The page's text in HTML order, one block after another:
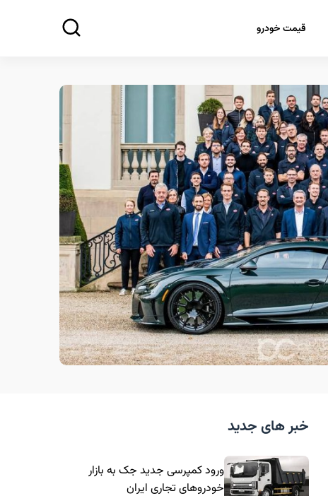
قیمت خودرو
خبر های جدید
ورود کمپرسی جدید جک به بازار
خودروهای تجاری ایران